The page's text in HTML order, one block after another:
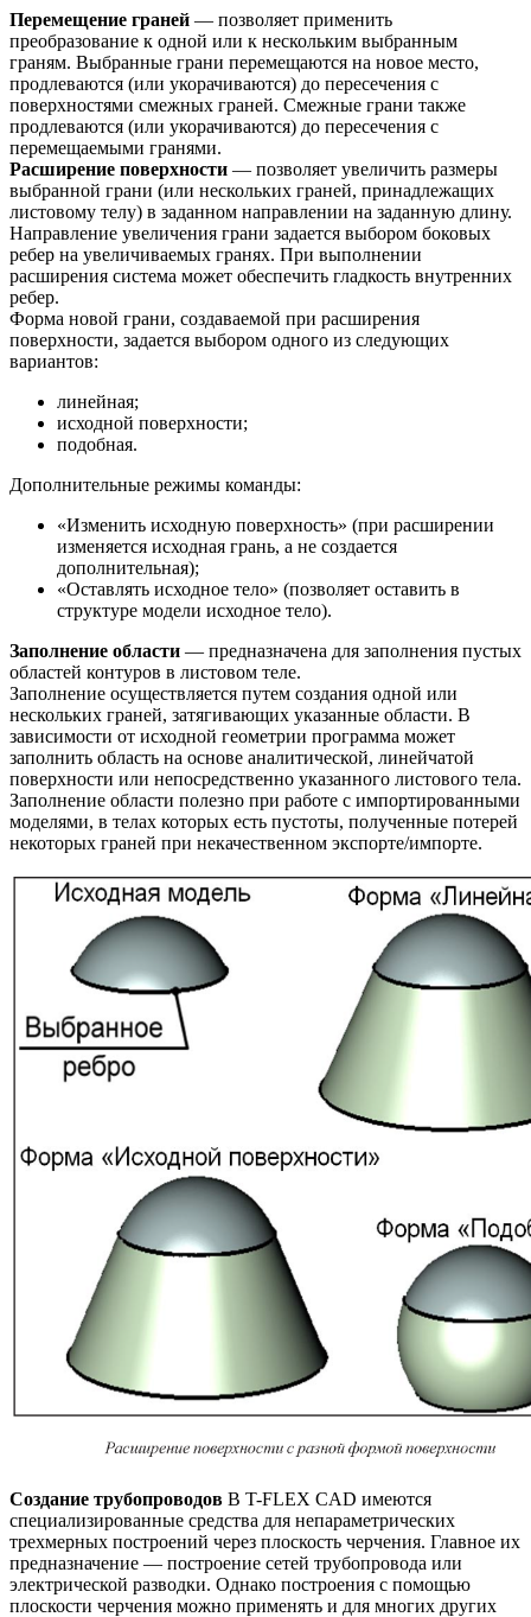
Перемещение граней — позволяет применить
преобразование к одной или к нескольким выбранным
граням. Выбранные грани перемещаются на новое место,
продлеваются (или укорачиваются) до пересечения с
поверхностями смежных граней. Смежные грани также
продлеваются (или укорачиваются) до пересечения с
перемещаемыми гранями.
Расширение поверхности — позволяет увеличить размеры
выбранной грани (или нескольких граней, принадлежащих
листовому телу) в заданном направлении на заданную длину.
Направление увеличения грани задается выбором боковых
ребер на увеличиваемых гранях. При выполнении
расширения система может обеспечить гладкость внутренних
ребер.
Форма новой грани, создаваемой при расширения
поверхности, задается выбором одного из следующих
вариантов:
линейная;
исходной поверхности;
подобная.
Дополнительные режимы команды:
«Изменить исходную поверхность» (при расширении
изменяется исходная грань, а не создается
дополнительная);
«Оставлять исходное тело» (позволяет оставить в
структуре модели исходное тело).
Заполнение области — предназначена для заполнения пустых
областей контуров в листовом теле.
Заполнение осуществляется путем создания одной или
нескольких граней, затягивающих указанные области. В
зависимости от исходной геометрии программа может
заполнить область на основе аналитической, линейчатой
поверхности или непосредственно указанного листового тела.
Заполнение области полезно при работе с импортированными
моделями, в телах которых есть пустоты, полученные потерей
некоторых граней при некачественном экспорте/импорте.
Создание трубопроводов В T-FLEX CAD имеются
специализированные средства для непараметрических
трехмерных построений через плоскость черчения. Главное их
предназначение — построение сетей трубопровода или
электрической разводки. Однако построения с помощью
плоскости черчения можно применять и для многих других